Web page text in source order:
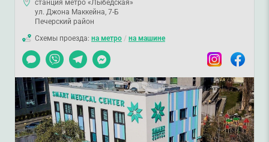
станция метро «Лыбедская»
ул. Джона Маккейна, 7-Б
Печерский район
Схемы проезда: на метро / на машине
Чат
Viber TelegramMessenger InstagramFacebook